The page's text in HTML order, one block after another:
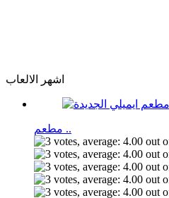
اشهر الالعاب
مطعم ..